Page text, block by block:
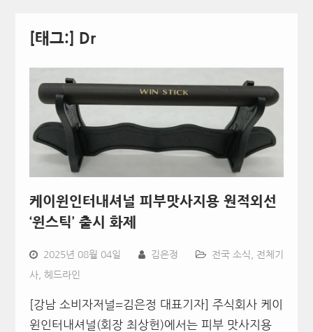
[태그:] Dr
케이윈인터내셔널 피부맛사지용 원적외선
‘윈스틱’ 출시 화제
2025년 08월 04일 김은정 전국 소식 전체기
사, 헤드라인
[강남 소비자저널=김은정 대표기자] 주식회사 케이
윈인터내셔널(회장 최상헌)에서는 피부 맛사지용